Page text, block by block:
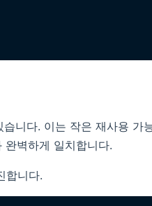
니다. 이는 작은 재사용 가
벽하게 일치합니다.
합니다.